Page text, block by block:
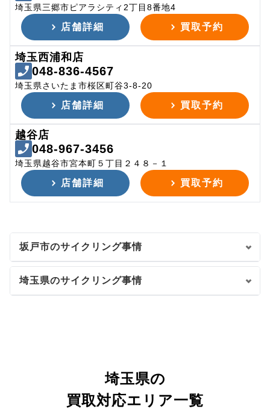
埼玉県三郷市ピアラシティ2丁目8番地4
店舗詳細 買取予約
埼玉西浦和店
048-836-4567
埼玉県さいたま市桜区町谷3-8-20
店舗詳細 買取予約
越谷店
048-967-3456
埼玉県越谷市宮本町５丁目２４８－１
店舗詳細 買取予約
坂戸市のサイクリング事情
埼玉県のサイクリング事情
埼玉県の
買取対応エリア一覧